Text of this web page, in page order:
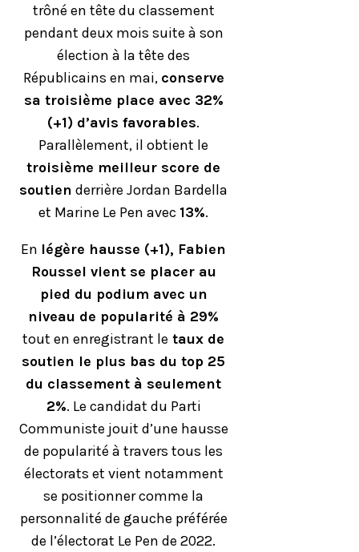
trôné en tête du classement
pendant deux mois suite à son
élection à la tête des
Républicains en mai, conserve
sa troisième place avec 32%
(+1) d’avis favorables.
Parallèlement, il obtient le
troisième meilleur score de
soutien derrière Jordan Bardella
et Marine Le Pen avec 13%.
En légère hausse (+1), Fabien
Roussel vient se placer au
pied du podium avec un
niveau de popularité à 29%
tout en enregistrant le taux de
soutien le plus bas du top 25
du classement à seulement
2%. Le candidat du Parti
Communiste jouit d’une hausse
de popularité à travers tous les
électorats et vient notamment
se positionner comme la
personnalité de gauche préférée
de l’électorat Le Pen de 2022.